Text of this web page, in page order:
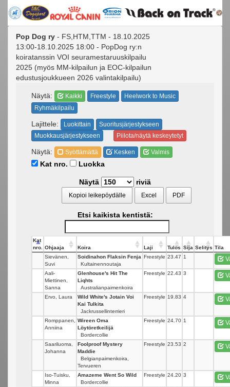
Pop Dog ry - FS,HTM,TTM - 18.10.2025
13:00-18.10.2025 18:00 - PopDog ry:n
koiratanssin VOI seuramestaruuskilpailu
2025 (myös MM-kilpailun ja EOC-kilpailun
edustusjoukkueen 2026 valintakilpailu)
Näytä: Kaikki Freestyle
Heelwork to Music
Ryhmäkilpailu
Lajittele: Luokittain
Suoritusjärjestykseen
Muokkausjärjestykseen
Piilota/näytä keskeytetyt
Näytä: Syöttämättä Kesken Valmis
Kat nro. Luokka
Näytä riviä
Kopioi leikepöydälle Excel PDF
Etsi kaikista kentistä:
Kat
nro.
Ohjaaja Koira Laji Tulos Sija Selitys Tila
Sievänen,
Suvi
Soidinahon Flaksin Fenja
Kultainennoutaja
Freestyle 23.47 1
Aali-
Miettinen,
Sanna
Glenhouse's Hit The
Liqhts
Australianpaimenkoira
Freestyle 22.43 3
Ervo, Laura
Wild White's Jotain Voi
Kai Tulkita
Jackrussellinterrieri
Freestyle 19.83 4
Romppanen,
Anniina
Wireen Oma
Löytöretkeilijä
Bordercollie
Freestyle 24.70 1
Saariluoma,
Johanna
Foolproof Mystery
Maddie
Belgianpaimenkoira,
Tervueren
Freestyle 23.53 2
Iso-Tuisku,
Minna
Amazeme Went So Wild
Bordercollie
Freestyle 24.20 3